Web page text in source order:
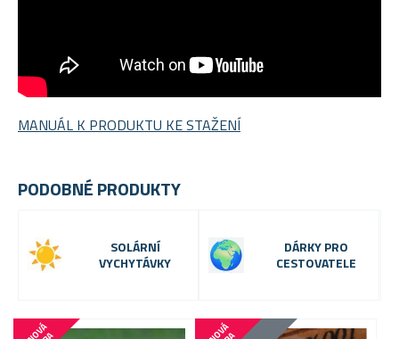
MANUÁL K PRODUKTU KE STAŽENÍ
PODOBNÉ PRODUKTY
SOLÁRNÍ
VYCHYTÁVKY
DÁRKY PRO
CESTOVATELE